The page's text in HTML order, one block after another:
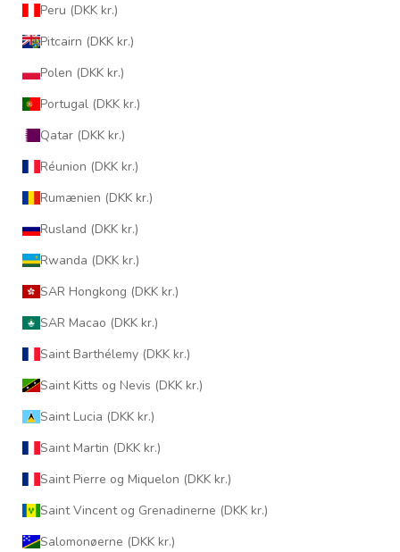
Peru (DKK kr.)
Pitcairn (DKK kr.)
Polen (DKK kr.)
Portugal (DKK kr.)
Qatar (DKK kr.)
Réunion (DKK kr.)
Rumænien (DKK kr.)
Rusland (DKK kr.)
Rwanda (DKK kr.)
SAR Hongkong (DKK kr.)
SAR Macao (DKK kr.)
Saint Barthélemy (DKK kr.)
Saint Kitts og Nevis (DKK kr.)
Saint Lucia (DKK kr.)
Saint Martin (DKK kr.)
Saint Pierre og Miquelon (DKK kr.)
Saint Vincent og Grenadinerne (DKK kr.)
Salomonøerne (DKK kr.)